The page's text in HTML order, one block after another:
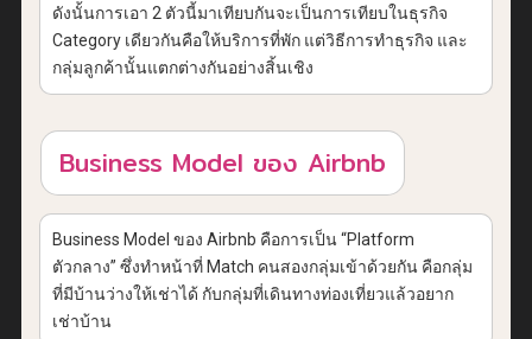
ดังนั้นการเอา 2 ตัวนี้มาเทียบกันจะเป็นการเทียบในธุรกิจ
Category เดียวกันคือให้บริการที่พัก แต่วิธีการทำธุรกิจ และ
กลุ่มลูกค้านั้นแตกต่างกันอย่างสิ้นเชิง
Business Model ของ Airbnb
Business Model ของ Airbnb คือการเป็น “Platform
ตัวกลาง” ซึ่งทำหน้าที่ Match คนสองกลุ่มเข้าด้วยกัน คือกลุ่ม
ที่มีบ้านว่างให้เช่าได้ กับกลุ่มที่เดินทางท่องเที่ยวแล้วอยาก
เช่าบ้าน